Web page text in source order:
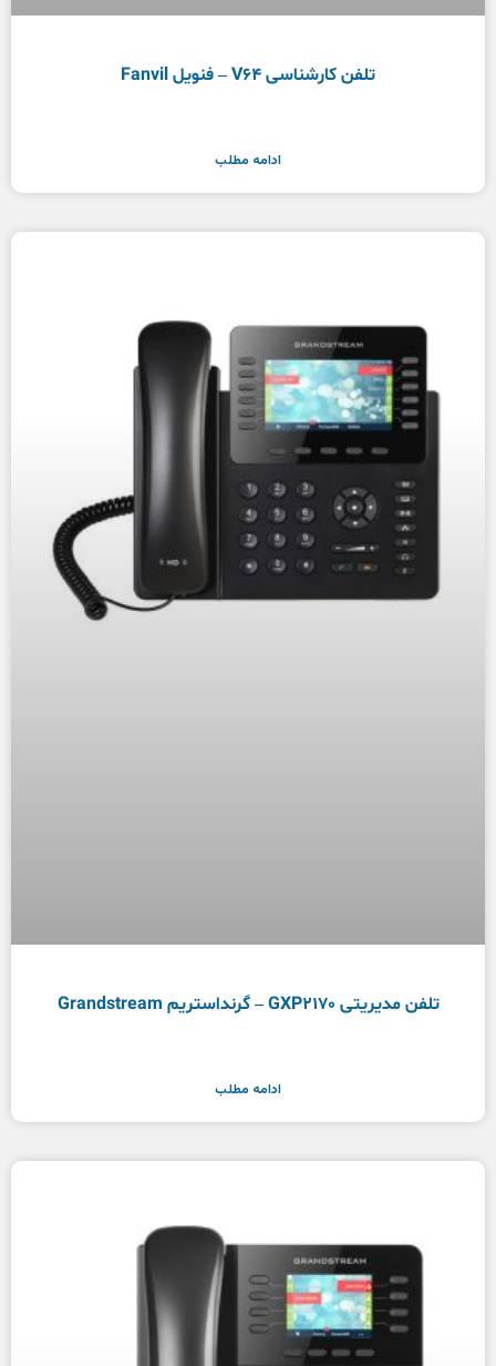
تلفن کارشناسی V64 – فنویل Fanvil
ادامه مطلب
تلفن مدیریتی GXP2170 – گرنداستریم Grandstream
ادامه مطلب